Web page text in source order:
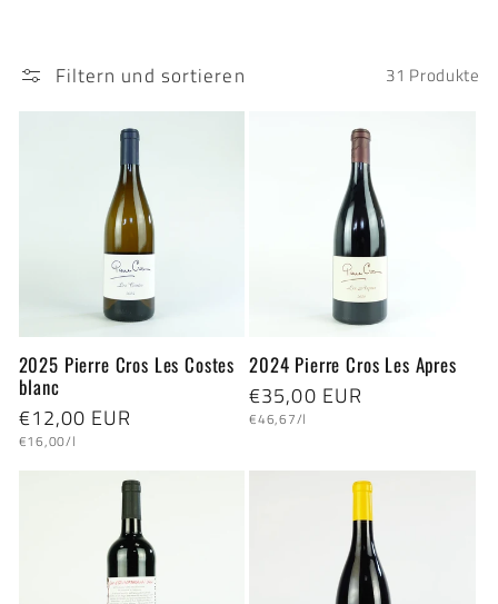
Filtern und sortieren 31 Produkte
2025 Pierre Cros Les Costes
blanc
Normaler
Preis
€12,00 EUR
Grundpreis
€16,00/l
2024 Pierre Cros Les Apres
Normaler
Preis
€35,00 EUR
Grundpreis
€46,67/l